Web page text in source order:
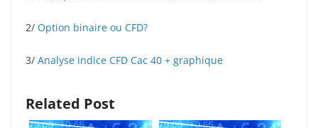
2/ Option binaire ou CFD?
3/ Analyse indice CFD Cac 40 + graphique
Related Post